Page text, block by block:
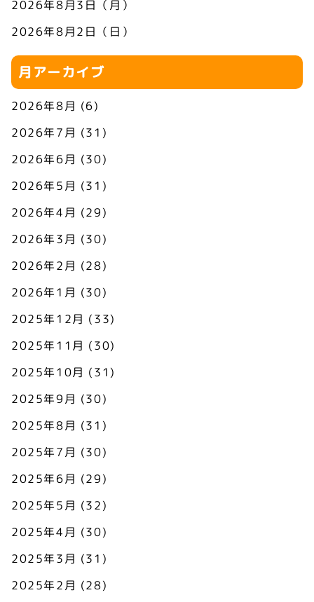
2026年8月3日（月）
2026年8月2日（日）
月アーカイブ
2026年8月 (6)
2026年7月 (31)
2026年6月 (30)
2026年5月 (31)
2026年4月 (29)
2026年3月 (30)
2026年2月 (28)
2026年1月 (30)
2025年12月 (33)
2025年11月 (30)
2025年10月 (31)
2025年9月 (30)
2025年8月 (31)
2025年7月 (30)
2025年6月 (29)
2025年5月 (32)
2025年4月 (30)
2025年3月 (31)
2025年2月 (28)